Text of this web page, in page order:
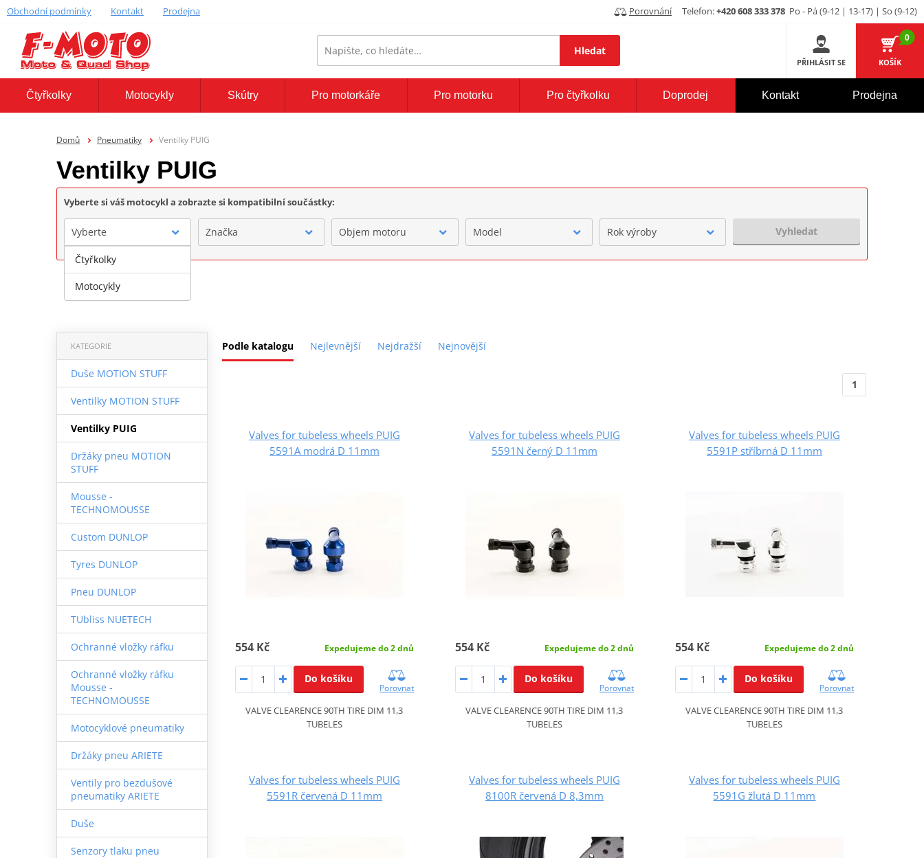
Obchodní podmínky Kontakt Prodejna Porovnání Telefon:+420 608 333 378 Po - Pá (9-12 | 13-17) | So (9-12)
Hledat
PŘIHLÁSIT SE
0
KOŠÍK
Čtyřkolky Motocykly Skútry Pro motorkáře Pro motorku Pro čtyřkolku Doprodej Kontakt Prodejna
Domů Pneumatiky Ventilky PUIG
Ventilky PUIG
Vyberte si váš motocykl a zobrazte si kompatibilní součástky:
Vyberte Značka Objem motoru Model Rok výroby Vyhledat
Podle katalogu Nejlevnější Nejdražší Nejnovější
KATEGORIE
Duše MOTION STUFF
Ventilky MOTION STUFF
Ventilky PUIG
Držáky pneu MOTION
STUFF
Mousse -
TECHNOMOUSSE
Custom DUNLOP
Tyres DUNLOP
Pneu DUNLOP
TUbliss NUETECH
Ochranné vložky ráfku
Ochranné vložky ráfku
Mousse -
TECHNOMOUSSE
Motocyklové pneumatiky
Držáky pneu ARIETE
Ventily pro bezdušové
pneumatiky ARIETE
Duše
Senzory tlaku pneu
1
Valves for tubeless wheels PUIG
5591A modrá D 11mm
554 Kč Expedujeme do 2 dnů
Do košíku
Porovnat
VALVE CLEARENCE 90TH TIRE DIM 11,3
TUBELES
Valves for tubeless wheels PUIG
5591N černý D 11mm
554 Kč Expedujeme do 2 dnů
Do košíku
Porovnat
VALVE CLEARENCE 90TH TIRE DIM 11,3
TUBELES
Valves for tubeless wheels PUIG
5591P stříbrná D 11mm
554 Kč Expedujeme do 2 dnů
Do košíku
Porovnat
VALVE CLEARENCE 90TH TIRE DIM 11,3
TUBELES
Valves for tubeless wheels PUIG
5591R červená D 11mm
Valves for tubeless wheels PUIG
8100R červená D 8,3mm
Valves for tubeless wheels PUIG
5591G žlutá D 11mm
Čtyřkolky
Motocykly